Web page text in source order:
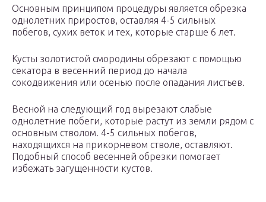
Основным принципом процедуры является обрезка
однолетних приростов, оставляя 4-5 сильных
побегов, сухих веток и тех, которые старше 6 лет.
Кусты золотистой смородины обрезают с помощью
секатора в весенний период до начала
сокодвижения или осенью после опадания листьев.
Весной на следующий год вырезают слабые
однолетние побеги, которые растут из земли рядом с
основным стволом. 4-5 сильных побегов,
находящихся на прикорневом стволе, оставляют.
Подобный способ весенней обрезки помогает
избежать загущенности кустов.